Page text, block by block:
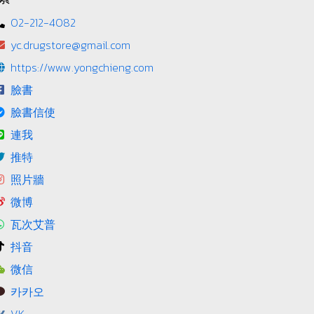
02-212-4082
yc.drugstore@gmail.com
https://www.yongchieng.com
臉書
臉書信使
連我
推特
照片牆
微博
瓦次艾普
抖音
微信
카카오